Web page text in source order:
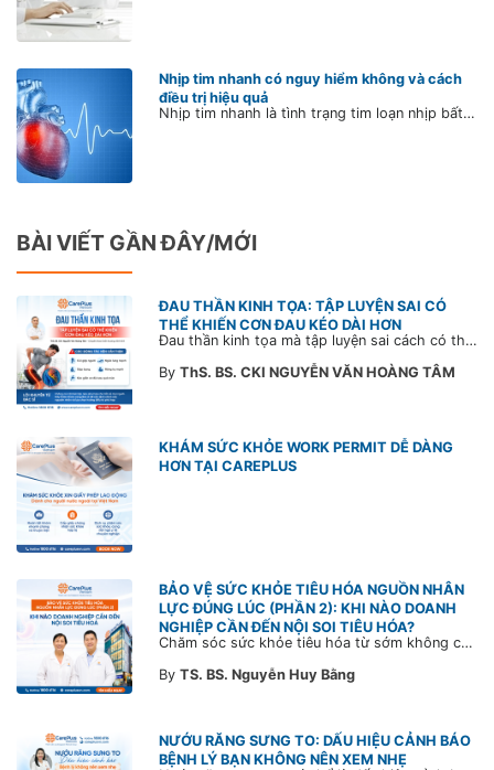
Nhịp tim nhanh có nguy hiểm không và cách
điều trị hiệu quả
Nhịp tim nhanh là tình trạng tim loạn nhịp bất thường, đập thình thịch hoặc rung gây hồi hộp, đánh trống ngực trong vòng vài giây hoặc vài phút. Tim đập nhanh có thể vô hại nhưng cũng có thể là dấu hiệu cảnh báo nhiều bệnh lý tiềm ẩn, nguy hiểm nếu không điều trị sớm. Vậy nhịp tim bao nhiêu là nhanh? Cách điều trị và kiểm soát nhịp tim hiệu quả?
BÀI VIẾT GẦN ĐÂY/MỚI
ĐAU THẦN KINH TỌA: TẬP LUYỆN SAI CÓ
THỂ KHIẾN CƠN ĐAU KÉO DÀI HƠN
Đau thần kinh tọa mà tập luyện sai cách có thể khiến cơn đau trở nặng và kéo dài thời gian hồi phục. Tham khảo chia sẻ của Bác sĩ CarePlus để nắm các động tác cần tránh và có góc nhìn đúng về phương pháp điều trị phù hợp trong bài viết sau.
By ThS. BS. CKI NGUYỄN VĂN HOÀNG TÂM
KHÁM SỨC KHỎE WORK PERMIT DỄ DÀNG
HƠN TẠI CAREPLUS
BẢO VỆ SỨC KHỎE TIÊU HÓA NGUỒN NHÂN
LỰC ĐÚNG LÚC (PHẦN 2): KHI NÀO DOANH
NGHIỆP CẦN ĐẾN NỘI SOI TIÊU HÓA?
Chăm sóc sức khỏe tiêu hóa từ sớm không chỉ giúp phát hiện bệnh kịp thời mà còn góp phần xây dựng đội ngũ khỏe mạnh, ổn định và gắn bó lâu dài. CarePlus sẵn sàng đồng hành cùng doanh nghiệp trong việc thiết kế chương trình chăm sóc sức khỏe phù hợp theo từng nhân sự, nhằm tối ưu hiệu quả đầu tư phúc lợi và phát triển nguồn nhân lực bền vững.
By TS. BS. Nguyễn Huy Bằng
NƯỚU RĂNG SƯNG TO: DẤU HIỆU CẢNH BÁO
BỆNH LÝ BẠN KHÔNG NÊN XEM NHẸ